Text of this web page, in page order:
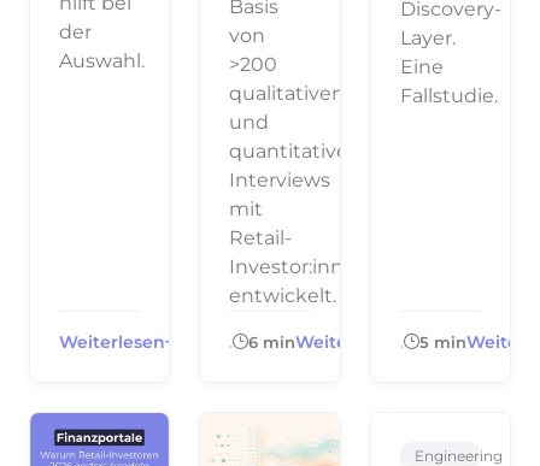
der
Auswahl.
Weiterlesen
Basis
von
>200
qualitativen
und
quantitativen
Interviews
mit
Retail-
Investor:innen
entwickelt.
. 6 minWeiterlesen
Discovery-
Layer.
Eine
Fallstudie.
. 5 min
Engineering